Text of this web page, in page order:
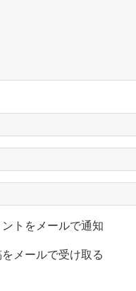
トをメールで通知
メールで受け取る